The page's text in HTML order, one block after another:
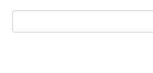
Поиск: